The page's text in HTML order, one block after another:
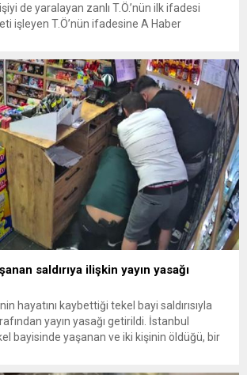
de yaralayan zanlı T.Ö.’nün ilk ifadesi
işleyen T.Ö’nün ifadesine A Haber
demir ticareti vardı. 625 bin TL...
saldırıya ilişkin yayın yasağı
hayatını kaybettiği tekel bayi saldırısıyla
yayın yasağı getirildi. İstanbul
bayisinde yaşanan ve iki kişinin öldüğü, bir